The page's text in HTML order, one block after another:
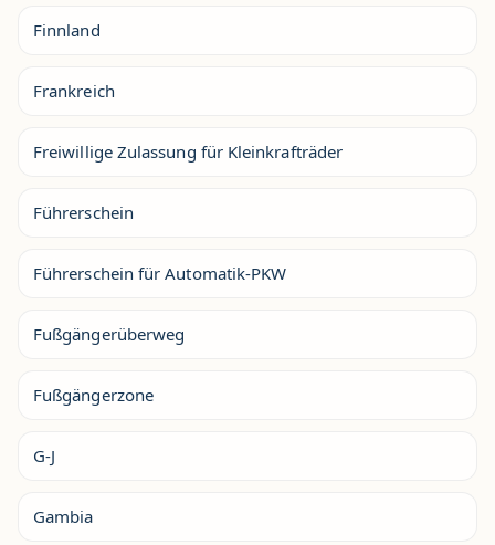
Finnland
Frankreich
Freiwillige Zulassung für Kleinkrafträder
Führerschein
Führerschein für Automatik-PKW
Fußgängerüberweg
Fußgängerzone
G-J
Gambia